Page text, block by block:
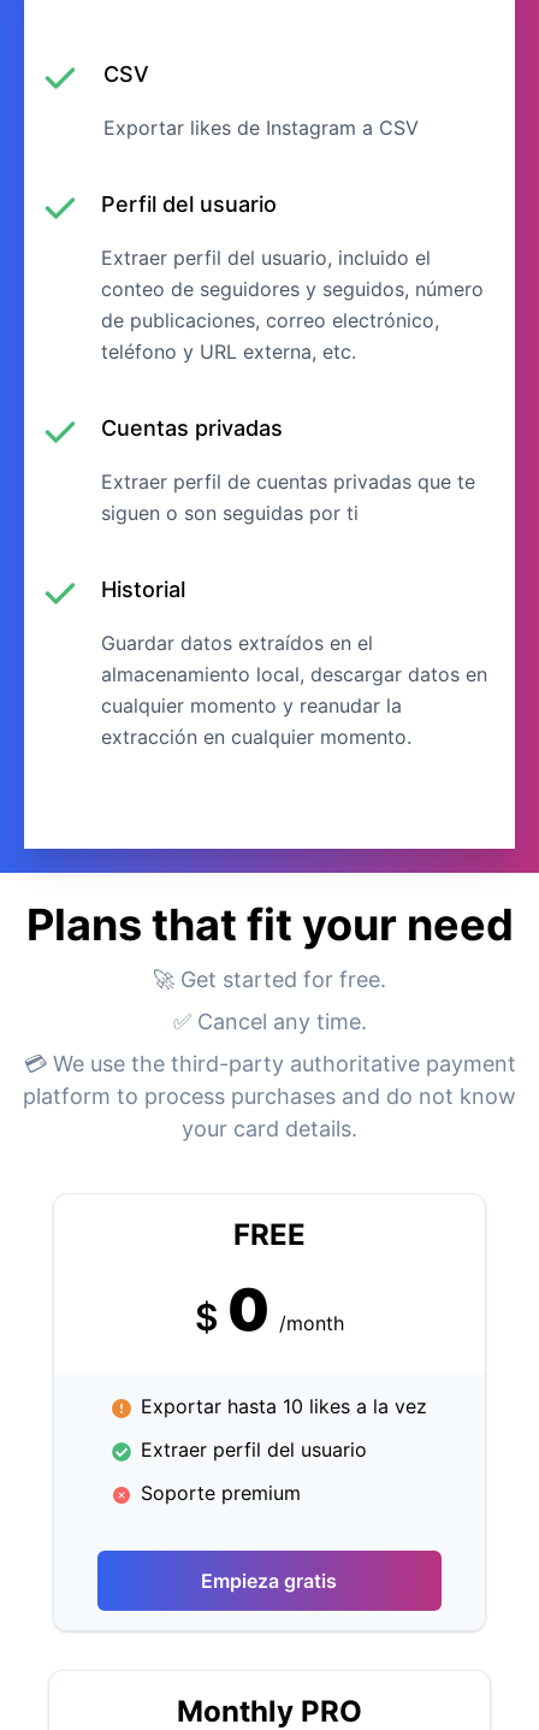
CSV
Exportar likes de Instagram a CSV
Perfil del usuario
Extraer perfil del usuario, incluido el
conteo de seguidores y seguidos, número
de publicaciones, correo electrónico,
teléfono y URL externa, etc.
Cuentas privadas
Extraer perfil de cuentas privadas que te
siguen o son seguidas por ti
Historial
Guardar datos extraídos en el
almacenamiento local, descargar datos en
cualquier momento y reanudar la
extracción en cualquier momento.
Plans that fit your need
🚀 Get started for free.
✅ Cancel any time.
💳 We use the third-party authoritative payment
platform to process purchases and do not know
your card details.
FREE
$ 0 /month
Exportar hasta 10 likes a la vez
Extraer perfil del usuario
Soporte premium
Empieza gratis
Monthly PRO